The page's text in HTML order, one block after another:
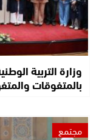
وزارة التربية
بالمتفوقات
مجتمع